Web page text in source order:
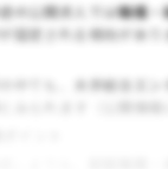
の公開求人では職種・
が設定される傾向があり
中でも、
大手総合エン